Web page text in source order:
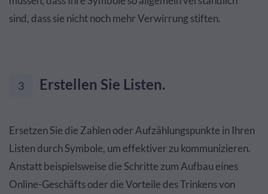
sind, dass sie nicht noch mehr Verwirrung stiften.
3 Erstellen Sie Listen.
Ersetzen Sie die Zahlen oder Aufzählungspunkte in Ihren
Listen durch Symbole, um effektiver zu kommunizieren.
Anstatt beispielsweise die Schritte zum Aufbau eines
Online-Geschäfts oder die Vorteile des Trinkens von